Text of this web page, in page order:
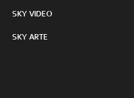
SKY VIDEO
SKY ARTE